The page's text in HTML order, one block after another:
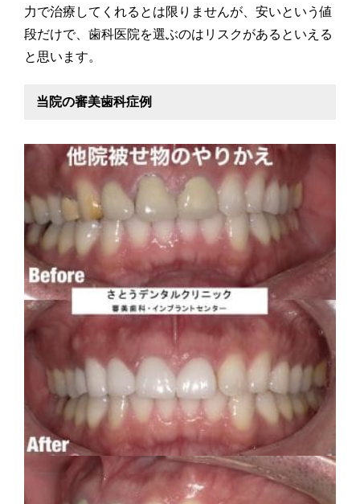
力で治療してくれるとは限りませんが、安いという値
段だけで、歯科医院を選ぶのはリスクがあるといえる
と思います。
当院の審美歯科症例